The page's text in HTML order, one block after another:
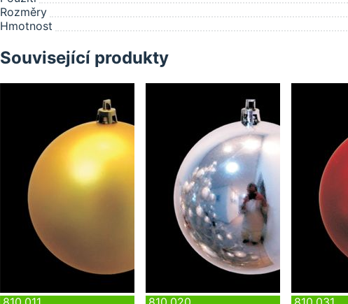
Rozměry
Hmotnost
Související produkty